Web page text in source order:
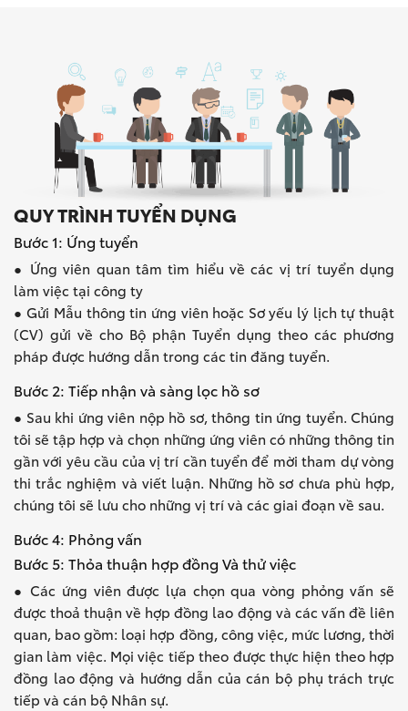
QUY TRÌNH TUYỂN DỤNG
Bước 1: Ứng tuyển
● Ứng viên quan tâm tìm hiểu về các vị trí tuyển dụng
làm việc tại công ty
● Gửi Mẫu thông tin ứng viên hoặc Sơ yếu lý lịch tự thuật
(CV) gửi về cho Bộ phận Tuyển dụng theo các phương
pháp được hướng dẫn trong các tin đăng tuyển.
Bước 2: Tiếp nhận và sàng lọc hồ sơ
● Sau khi ứng viên nộp hồ sơ, thông tin ứng tuyển. Chúng
tôi sẽ tập hợp và chọn những ứng viên có những thông tin
gần với yêu cầu của vị trí cần tuyển để mời tham dự vòng
thi trắc nghiệm và viết luận. Những hồ sơ chưa phù hợp,
chúng tôi sẽ lưu cho những vị trí và các giai đoạn về sau.
Bước 4: Phỏng vấn
Bước 5: Thỏa thuận hợp đồng Và thử việc
● Các ứng viên được lựa chọn qua vòng phỏng vấn sẽ
được thoả thuận về hợp đồng lao động và các vấn đề liên
quan, bao gồm: loại hợp đồng, công việc, mức lương, thời
gian làm việc. Mọi việc tiếp theo được thực hiện theo hợp
đồng lao động và hướng dẫn của cán bộ phụ trách trực
tiếp và cán bộ Nhân sự.